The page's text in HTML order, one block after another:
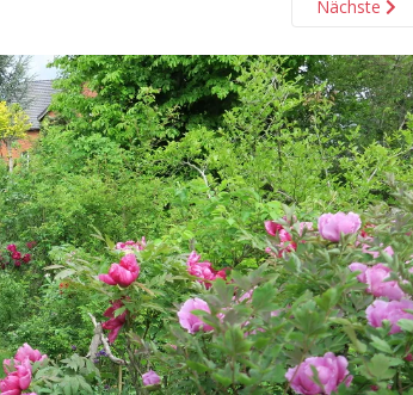
Nächste